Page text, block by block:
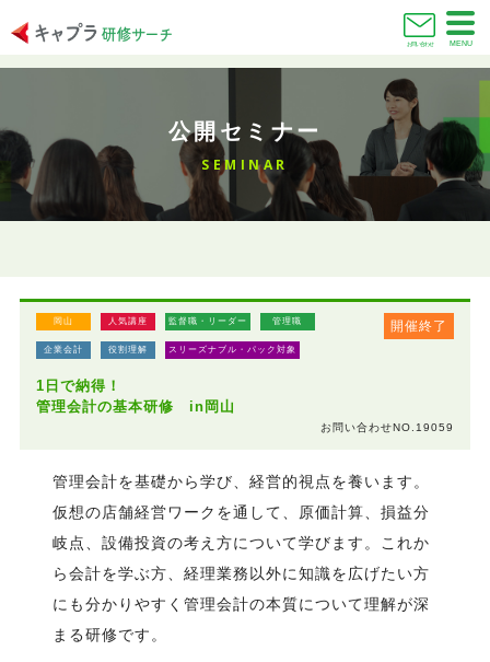
お問い合わせ MENU
公開セミナー
SEMINAR
開催終了
岡山 人気講座 監督職・リーダー 管理職
企業会計 役割理解 スリーズナブル・パック対象
1日で納得！
管理会計の基本研修 in岡山
お問い合わせNO.19059
管理会計を基礎から学び、経営的視点を養います。
仮想の店舗経営ワークを通して、原価計算、損益分
岐点、設備投資の考え方について学びます。これか
ら会計を学ぶ方、経理業務以外に知識を広げたい方
にも分かりやすく管理会計の本質について理解が深
まる研修です。